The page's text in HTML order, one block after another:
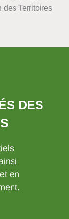
des Territoires
DES
en